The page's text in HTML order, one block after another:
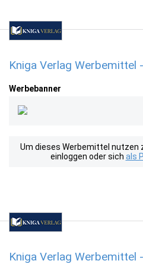
Kniga Verlag Werbemittel
Werbebanner
Um dieses Werbemittel nutzen
einloggen oder sich als
Kniga Verlag Werbemittel